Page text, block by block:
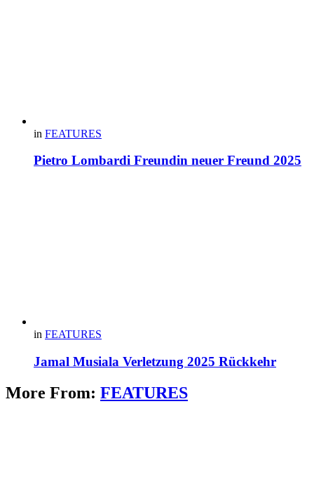
in FEATURES
Pietro Lombardi Freundin neuer Freund 2025
in FEATURES
Jamal Musiala Verletzung 2025 Rückkehr
More From: FEATURES